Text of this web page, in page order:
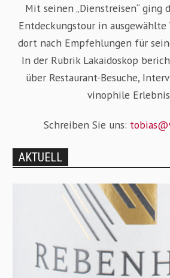
Mit seinen „Dienstreisen“ ging
Entdeckungstour in ausgewählte
dort nach Empfehlungen für
In der Rubrik Lakaidoskop
über Restaurant-Besuche,
vinophile
Schreiben Sie uns:
AKTUELL